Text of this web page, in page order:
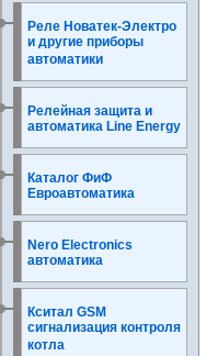
Реле Новатек-Электро
и другие приборы
автоматики
Релейная защита и
автоматика Line Energy
Каталог ФиФ
Евроавтоматика
Nero Electronics
автоматика
Кситал GSM
сигнализация контроля
котла